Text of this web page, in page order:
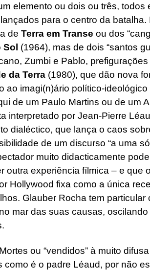
elemento ou dois ou três, todos
para o centro da batalha.
de Terra em Transe ou dos
Sol (1964), mas de dois “santos
Zumbi e Pablo, prefigurações
da Terra (1980), que dão nova
ao imagi(n)ário político-ideológico
de um Paulo Martins ou de um
interpretado por Jean-Pierre
dialéctico, que lança o caos
de um discurso “a uma
muito didacticamente
outra experiência fílmica – e que o
Hollywood fixa como a única
Glauber Rocha tem particular
mar das suas causas, oscilando
ou “vendidos” à muito
é o padre Léaud, por não